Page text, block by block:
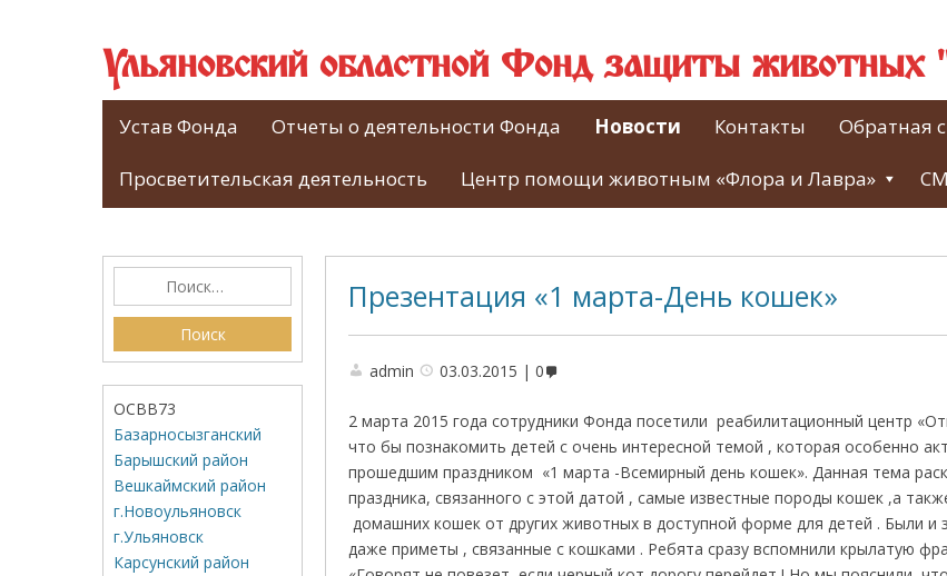
Ульяновский областной Фонд защиты животных
Устав Фонда Отчеты о деятельности Фонда Новости Контакты Обратная
Просветительская деятельность Центр помощи животным «Флора и Лавра»
Презентация «1 марта-День кошек»
admin 03.03.2015 0
2 марта 2015 года сотрудники Фонда посетили реабилитационный центр
что бы познакомить детей с очень интересной темой , которая особенно
прошедшим праздником «1 марта -Всемирный день кошек». Данная тема
праздника, связанного с этой датой , самые известные породы кошек ,а
домашних кошек от других животных в доступной форме для детей . Были и
даже приметы , связанные с кошками . Ребята сразу вспомнили крылатую
ОСВВ73
Базарносызганский
Барышский район
Вешкаймский район
г.Новоульяновск
г.Ульяновск
Карсунский район